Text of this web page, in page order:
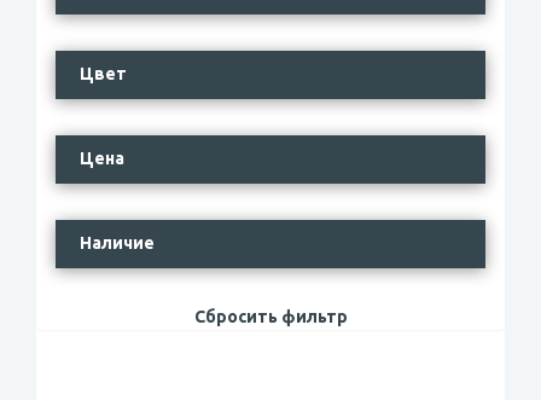
Цвет
Цена
Наличие
Сбросить фильтр